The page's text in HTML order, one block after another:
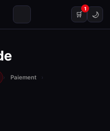
🛒
1
🌙
› Paiement
›